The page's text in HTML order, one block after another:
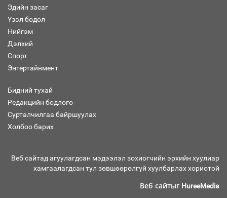
“Хар жагсаалт”-ын асуудлыг цэгцлэх
Эдийн засаг
Үзэл бодол
Нийгэм
Дэлхий
Спорт
Энтертайнмент
Бидний тухай
Редакцийн бодлого
Сурталчилгаа байршуулах
Холбоо барих
Веб сайтад агуулагдсан мэдээлэл зохиогчийн эрхийн хуулиар
хамгаалагдсан тул зөвшөөрөлгүй хуулбарлах хориотой
Веб сайтыг HureeMedia